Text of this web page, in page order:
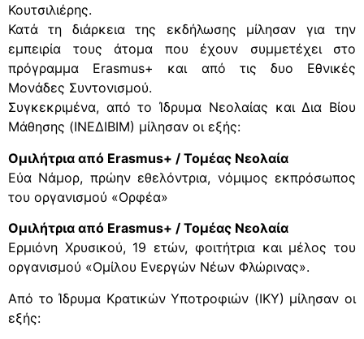
Κουτσιλιέρης.
Κατά τη διάρκεια της εκδήλωσης μίλησαν για την
εμπειρία τους άτομα που έχουν συμμετέχει στο
πρόγραμμα Erasmus+ και από τις δυο Εθνικές
Μονάδες Συντονισμού.
Συγκεκριμένα, από το Ίδρυμα Νεολαίας και Δια Βίου
Μάθησης (ΙΝΕΔΙΒΙΜ) μίλησαν οι εξής:
Ομιλήτρια από Erasmus+ / Τομέας Νεολαία
Εύα Νάμορ, πρώην εθελόντρια, νόμιμος εκπρόσωπος
του οργανισμού «Ορφέα»
Ομιλήτρια από Erasmus+ / Τομέας Νεολαία
Ερμιόνη Χρυσικού, 19 ετών, φοιτήτρια και μέλος του
οργανισμού «Ομίλου Ενεργών Νέων Φλώρινας».
Από το Ίδρυμα Κρατικών Υποτροφιών (ΙΚΥ) μίλησαν οι
εξής: